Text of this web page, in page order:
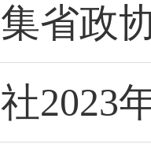
省政
2023